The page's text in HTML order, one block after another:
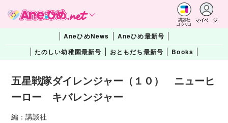
講談社
コクリコ
マイページ
AneひめNews
Aneひめ最新号
たのしい幼稚園最新号
おともだち最新号 Books
五星戦隊ダイレンジャー（１０） ニューヒ
ーロー キバレンジャー
編：講談社